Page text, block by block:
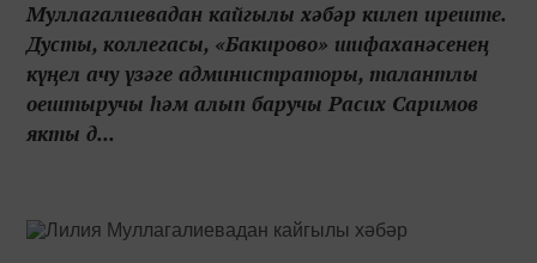
Муллагалиевадан кайгылы хәбәр килеп иреште.
Дусты, коллегасы, «Бакирово» шифаханәсенең
күңел ачу үзәге администраторы, талантлы
оештыручы һәм алып баручы Расих Саримов
якты д...